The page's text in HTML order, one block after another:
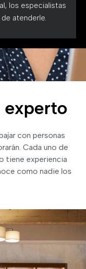
los especialistas
atenderle.
experto
con personas
Cada uno de
tiene experiencia
como nadie los